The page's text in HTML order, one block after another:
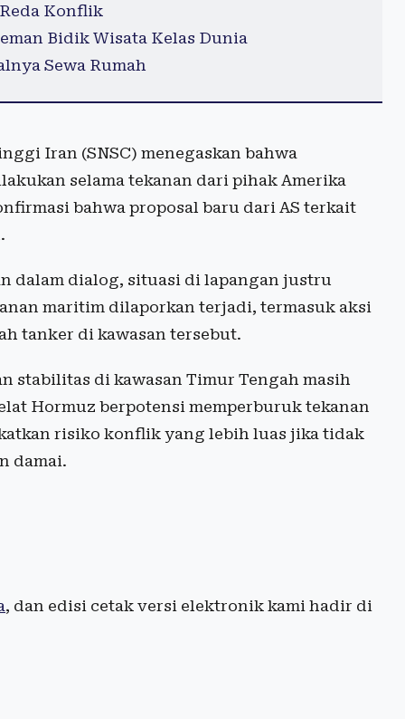
Konflik
Bidik Wisata Kelas Dunia
Sewa Rumah
Iran (SNSC) menegaskan bahwa
selama tekanan dari pihak Amerika
bahwa proposal baru dari AS terkait
dalam dialog, situasi di lapangan justru
maritim dilaporkan terjadi, termasuk aksi
tanker di kawasan tersebut.
stabilitas di kawasan Timur Tengah masih
Hormuz berpotensi memperburuk tekanan
risiko konflik yang lebih luas jika tidak
damai.
, dan edisi cetak versi elektronik kami hadir di